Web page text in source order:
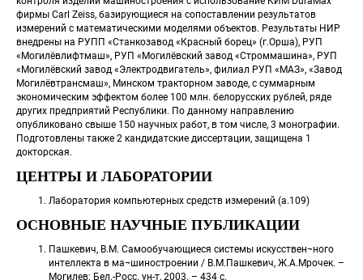
фирмы Carl Zeiss, базирующиеся на сопоставлении результатов
измерений с математическими моделями объектов. Результаты НИР
внедрены на РУПП «Станкозавод «Красный борец» (г.Орша), РУП
«Могилёвлифтмаш», РУП «Могилёвский завод «Строммашина», РУП
«Могилёвский завод «Электродвигатель», филиал РУП «МАЗ», «Завод
Могилёвтрансмаш», Минском тракторном заводе, с суммарным
экономическим эффектом более 100 млн. белорусских рублей, ряде
других предприятий Республики. По данному направлению
опубликовано свыше 150 научных работ, в том числе, 3 монографии.
Подготовлены также 2 кандидатские диссертации, защищена 1
докторская.
ЦЕНТРЫ И ЛАБОРАТОРИИ
Лаборатория компьютерных средств измерений (а.109)
ОСНОВНЫЕ НАУЧНЫЕ ПУБЛИКАЦИИ
Пашкевич, В.М. Самообучающиеся системы искусствен¬ного
интеллекта в ма¬шиностроении / В.М.Пашкевич, Ж.А.Мрочек. –
Могилев: Бел.-Росс. ун-т, 2003. – 434 с.